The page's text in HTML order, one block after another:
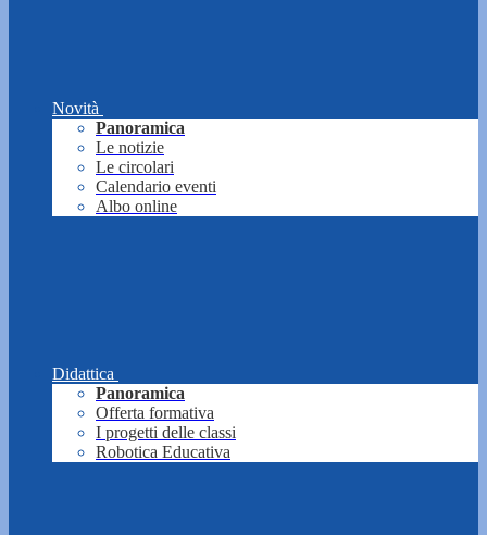
Novità
Panoramica
Le notizie
Le circolari
Calendario eventi
Albo online
Didattica
Panoramica
Offerta formativa
I progetti delle classi
Robotica Educativa